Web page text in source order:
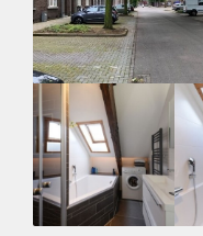
N.V.T.
Huurtermijn
Onbepaalde termijn
Oplevering